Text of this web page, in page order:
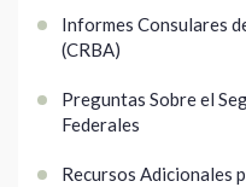
Informes Consulares
(CRBA)
Preguntas Sobre el
Federales
Recursos Adicionales